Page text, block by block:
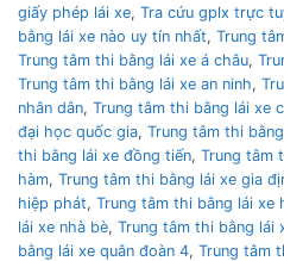
giấy phép lái xe, Tra cứu gplx trực
bằng lái xe nào uy tín nhất, Trung
Trung tâm thi bằng lái xe á châu,
Trung tâm thi bằng lái xe an ninh,
nhân dân, Trung tâm thi bằng lái xe
đại học quốc gia, Trung tâm thi
thi bằng lái xe đồng tiến, Trung tâm
hàm, Trung tâm thi bằng lái xe gia
hiệp phát, Trung tâm thi bằng lái xe
lái xe nhà bè, Trung tâm thi bằng lái
bằng lái xe quân đoàn 4, Trung tâm